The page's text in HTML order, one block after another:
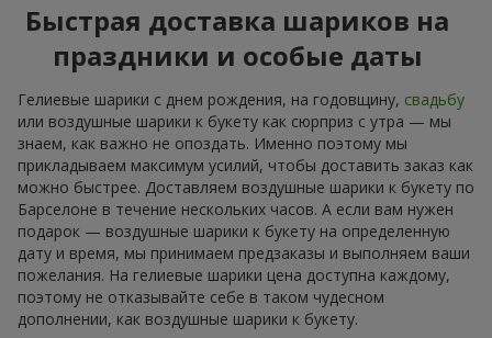
Быстрая доставка шариков на
праздники и особые даты
Гелиевые шарики с днем рождения, на годовщину, свадьбу
или воздушные шарики к букету как сюрприз с утра — мы
знаем, как важно не опоздать. Именно поэтому мы
прикладываем максимум усилий, чтобы доставить заказ как
можно быстрее. Доставляем воздушные шарики к букету по
Барселоне в течение нескольких часов. А если вам нужен
подарок — воздушные шарики к букету на определенную
дату и время, мы принимаем предзаказы и выполняем ваши
пожелания. На гелиевые шарики цена доступна каждому,
поэтому не отказывайте себе в таком чудесном
дополнении, как воздушные шарики к букету.